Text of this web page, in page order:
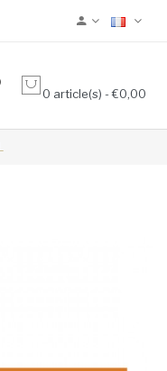
0 article(s) - €0,00